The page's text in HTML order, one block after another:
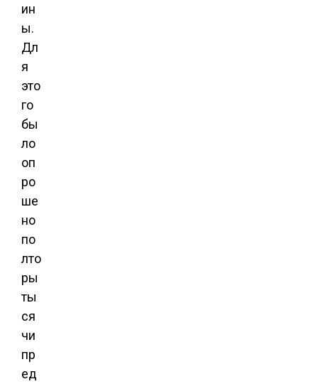
ин
ы.
Дл
я
это
го
бы
ло
оп
ро
ше
но
по
лто
ры
ты
ся
чи
пр
ед